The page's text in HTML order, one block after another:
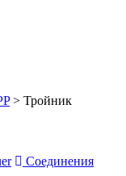
> Тройник
Соединения